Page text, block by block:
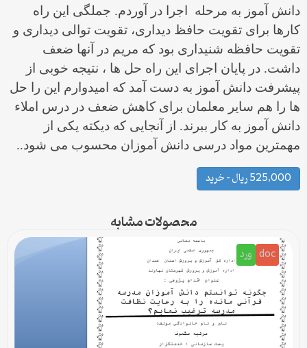
دانش آموز به مرحله اجرا در آوردم. جملگی این راه
کارها برای تقویت حافظ دیداری، تقویت توالی دیداری و
تقویت حافظه شنیداری بود که مريم در آنها ضعف
داشت. در پایان اجرای این راه حل ها ، نتیجه خوبی از
پیشرفت دانش آموز به دست آمد که امیدوارم این را حل
ها را هم سایر معلمان برای کاهش ضعف در درس املاء
دانش آموز به کار ببرند. از آنجایی که دیکته یکی از
مهمترین مواد درسی دانش آموزان محسوب می شود..
525,000 ریال – خرید
محصولات مشابه
doc ورد